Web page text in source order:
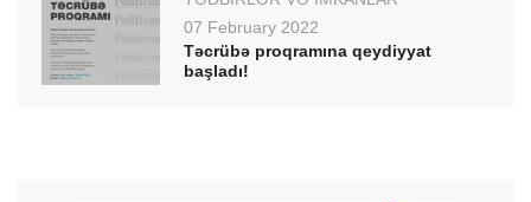
07 February 2022
Təcrübə proqramına qeydiyyat
başladı!